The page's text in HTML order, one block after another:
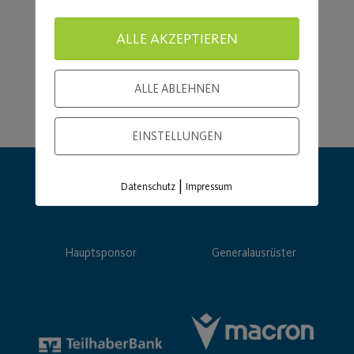
Hauptsponsor Generalausrüster
ALLE AKZEPTIEREN
ALLE ABLEHNEN
EINSTELLUNGEN
Datenschutz |Impressum